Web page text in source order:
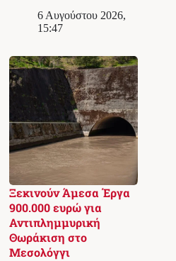
6 Αυγούστου 2026,
15:47
Ξεκινούν Άμεσα Έργα
900.000 ευρώ για
Αντιπλημμυρική
Θωράκιση στο
Μεσολόγγι